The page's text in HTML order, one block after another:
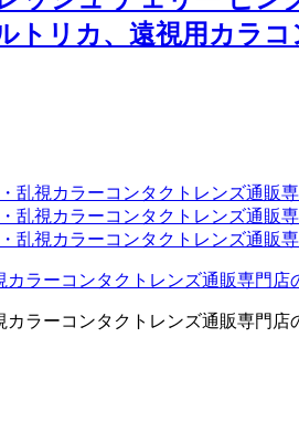
トリカ、遠視用カラ
乱視カラーコンタクトレンズ通販
乱視カラーコンタクトレンズ通販
乱視カラーコンタクトレンズ通販
ラーコンタクトレンズ通販専門店
ラーコンタクトレンズ通販専門店